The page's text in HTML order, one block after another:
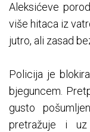
Aleksićeve
više hitaca iz
jutro, ali zasad
Policija je
bjeguncem.
gusto
pretražuje i uz